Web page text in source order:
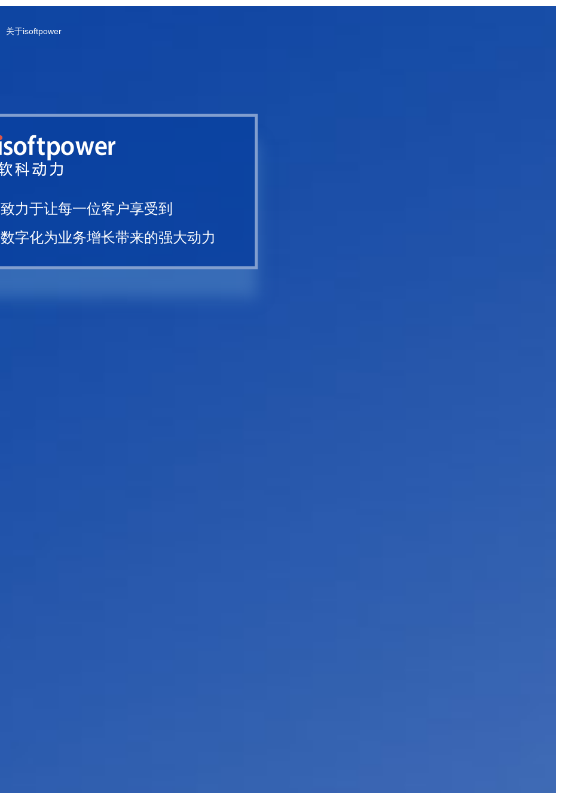
关于isoftpower
致力于让每一位客户享受到
数字化为业务增长带来的强大动力